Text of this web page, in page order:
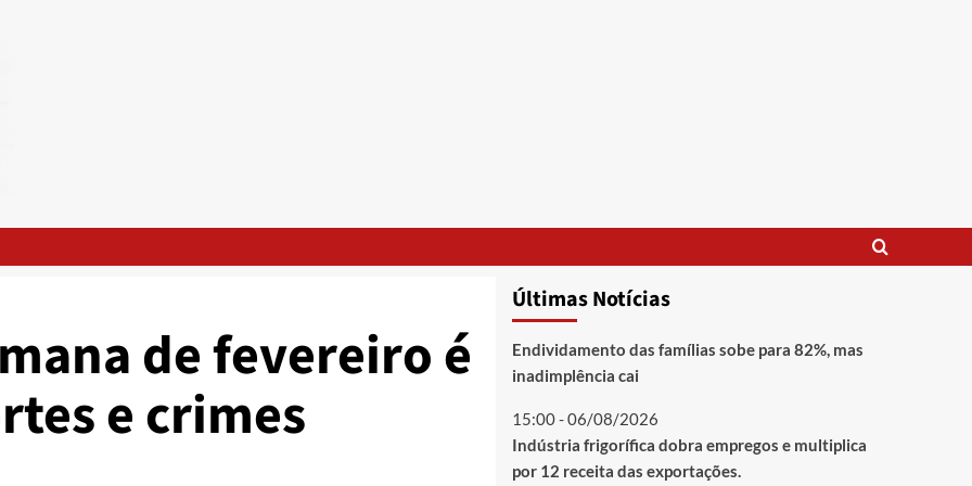
de fevereiro é
e crimes
Últimas Notícias
Endividamento das famílias sobe para 82%, mas
inadimplência cai
15:00 - 06/08/2026
Indústria frigorífica dobra empregos e multiplica
por 12 receita das exportações.